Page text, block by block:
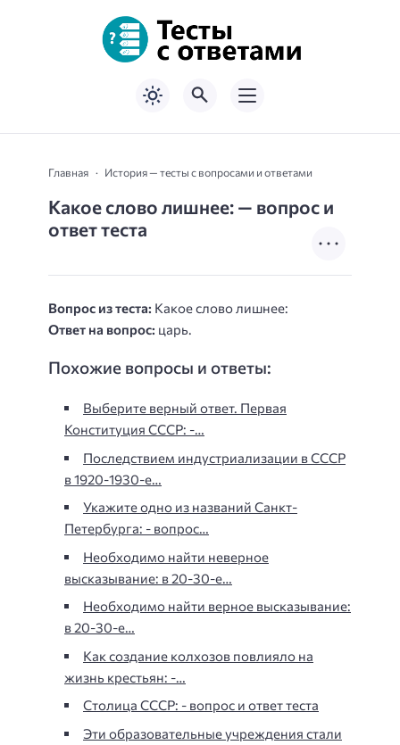
Главная История — тесты с вопросами и ответами
Какое слово лишнее: — вопрос и
ответ теста
Вопрос из теста: Какое слово лишнее:
Ответ на вопрос: царь.
Похожие вопросы и ответы:
Выберите верный ответ. Первая
Конституция СССР: -…
Последствием индустриализации в СССР
в 1920-1930-е…
Укажите одно из названий Санкт-
Петербурга: - вопрос…
Необходимо найти неверное
высказывание: в 20-30-е…
Необходимо найти верное высказывание:
в 20-30-е…
Как создание колхозов повлияло на
жизнь крестьян: -…
Столица СССР: - вопрос и ответ теста
Эти образовательные учреждения стали